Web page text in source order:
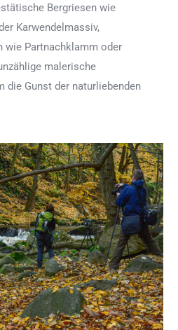
Bergriesen wie
Karwendelmassiv,
wie Partnachklamm oder
malerische
die Gunst der naturliebenden